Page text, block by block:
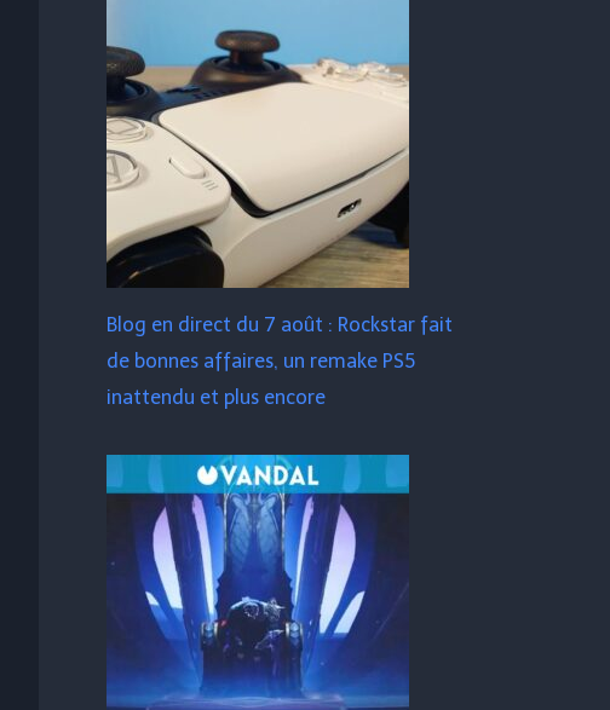
Blog en direct du 7 août : Rockstar fait
de bonnes affaires, un remake PS5
inattendu et plus encore